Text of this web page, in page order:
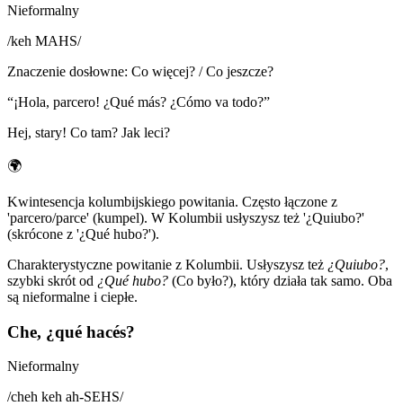
Nieformalny
/keh MAHS/
Znaczenie dosłowne: Co więcej? / Co jeszcze?
“¡Hola, parcero! ¿Qué más? ¿Cómo va todo?”
Hej, stary! Co tam? Jak leci?
🌍
Kwintesencja kolumbijskiego powitania. Często łączone z
'parcero/parce' (kumpel). W Kolumbii usłyszysz też '¿Quiubo?'
(skrócone z '¿Qué hubo?').
Charakterystyczne powitanie z Kolumbii. Usłyszysz też ¿Quiubo?,
szybki skrót od ¿Qué hubo? (Co było?), który działa tak samo. Oba
są nieformalne i ciepłe.
Che, ¿qué hacés?
Nieformalny
/cheh keh ah-SEHS/